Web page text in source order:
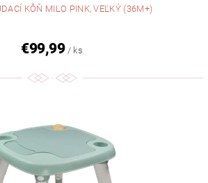
KÔŇ MILO PINK, VEĽKÝ (36M+)
€99,99 / ks